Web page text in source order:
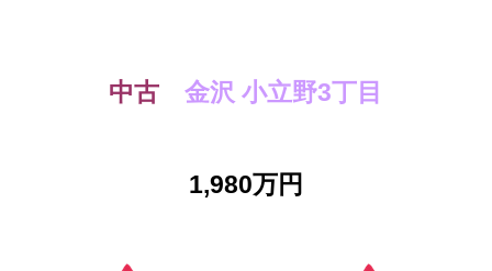
中古 金沢 小立野3丁目
1,980万円